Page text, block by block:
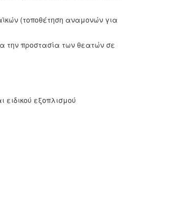
(τοποθέτηση αναμονών για
την προστασία των θεατών σε
ειδικού εξοπλισμού